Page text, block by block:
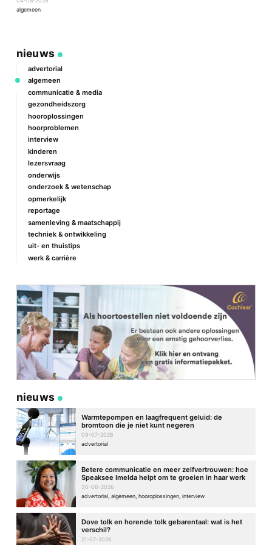
algemeen
nieuws
advertorial
algemeen
communicatie & media
gezondheidszorg
hooroplossingen
hoorproblemen
interview
kinderen
lezersvraag
onderwijs
onderzoek & wetenschap
opmerkelijk
reportage
samenleving & maatschappij
techniek & ontwikkeling
uit- en thuistips
werk & carrière
nieuws
Warmtepompen en laagfrequent geluid: de
bromtoon die je niet kunt negeren
09-07-2026
advertorial
Betere communicatie en meer zelfvertrouwen: hoe
Speaksee Imelda helpt om te groeien in haar werk
30-06-2026
advertorial, algemeen, hooroplossingen, interview
Dove tolk en horende tolk gebarentaal: wat is het
verschil?
21-07-2026